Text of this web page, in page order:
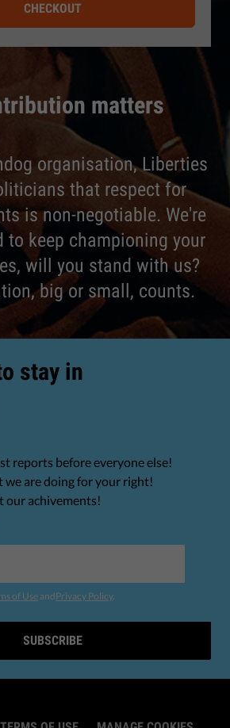
matters
organisation, Liberties
that respect for
is non-negotiable. We're
to keep championing your
will you stand with us?
big or small, counts.
CHECKOUT
stay in
reports before everyone else!
we are doing for your right!
our achivements!
of Use andPrivacy Policy.
SUBSCRIBE